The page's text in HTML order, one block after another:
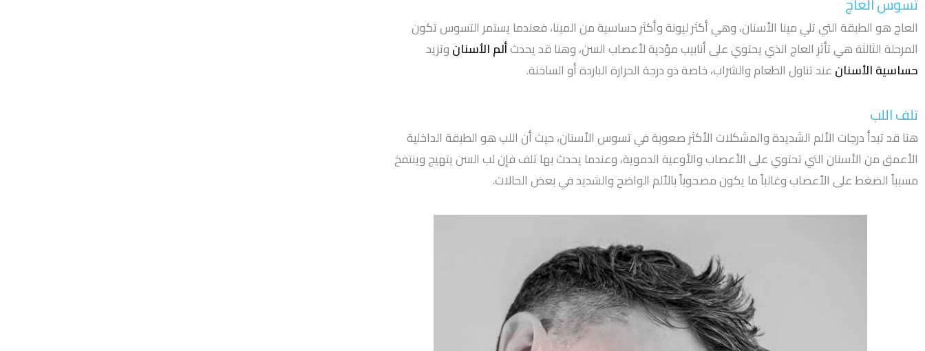
العاج هو الطبقة التي تلي مينا الأسنان، وهي أكثر ليونة وأكثر حساسية من المينا، فعندما يستمر التسوس تكون
المرحلة الثالثة هي تأثر العاج الذي يحتوي على أنابيب مؤدية لأعصاب السن، وهنا قد يحدثألم الأسنانوتزيد
حساسية الأسنانعند تناول الطعام والشراب، خاصة ذو درجة الحرارة الباردة أو الساخنة.
تلف اللب
هنا قد تبدأ درجات الألم الشديدة والمشكلات الأكثر صعوبة في تسوس الأسنان، حيث أن اللب هو الطبقة الداخلية
الأعمق من الأسنان التي تحتوي على الأعصاب والأوعية الدموية، وعندما يحدث بها تلف فإن لب السن يتهيج وينتفخ
مسبباً الضغط على الأعصاب وغالباً ما يكون مصحوباً بالألم الواضح والشديد في بعض الحالات.